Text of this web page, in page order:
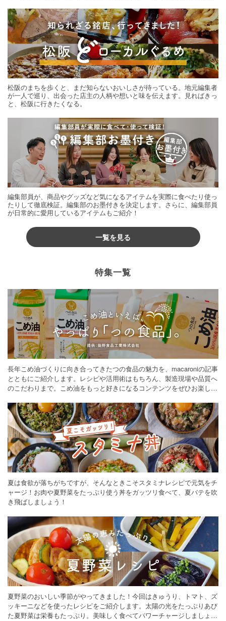
松阪のまちを歩くと、まだ知らないおいしさが待っている。地元編集者
が一人で巡り、出会った店主の人柄や想いと味を伝えます。見ればきっ
と、松阪に行きたくなる。
編集部員が、商品やグッズなど気になるアイテムを実際に食べたり使っ
たりして徹底検証。編集部のお墨付きを決定します。さらに、編集部員
が日常的に愛用しているアイテムもご紹介！
一覧を見る
特集一覧
長年こめ油づくりに向き合ってきたつの食品の魅力を、macaroniの記事
とともにご紹介します。レシピや活用術はもちろん、製造現場や品質へ
のこだわりまで。こめ油をもっと好きになるコンテンツをぜひお楽しみ
夏は食欲が落ちがちですが、そんなときこそスタミナレシピで元気をチ
ャージ！お肉や夏野菜をたっぷり使う丼をガッツリ食べて、夏バテを吹
き飛ばしましょう！
夏野菜のおいしい季節がやってきました！今回はきゅうり、トマト、ズ
ッキーニなどを使ったレシピをご紹介します。太陽の光をたっぷりあび
た夏野菜は栄養もたっぷり。美味しく食べてパワーチャージしましょう